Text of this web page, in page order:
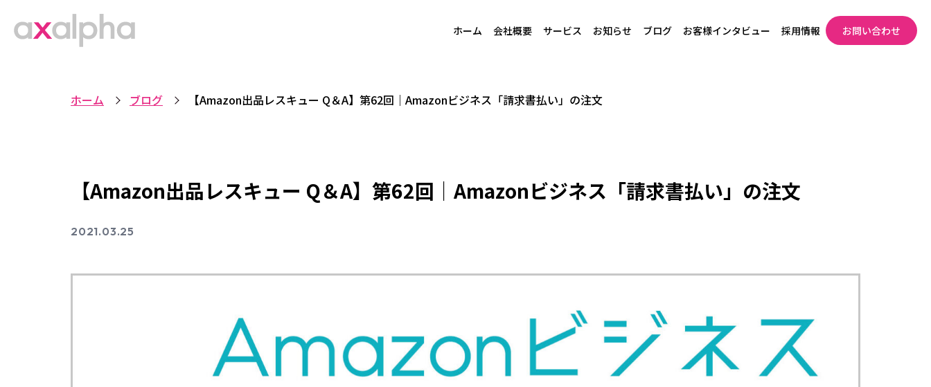
ホーム 会社概要 サービス お知らせ ブログ お客様インタビュー 採用情報 お問い合わせ
ホーム ブログ 【Amazon出品レスキュー Q＆A】第62回｜Amazonビジネス「請求書払い」の注文
【Amazon出品レスキュー Q＆A】第62回｜Amazonビジネス「請求書払い」の注文
2021.03.25